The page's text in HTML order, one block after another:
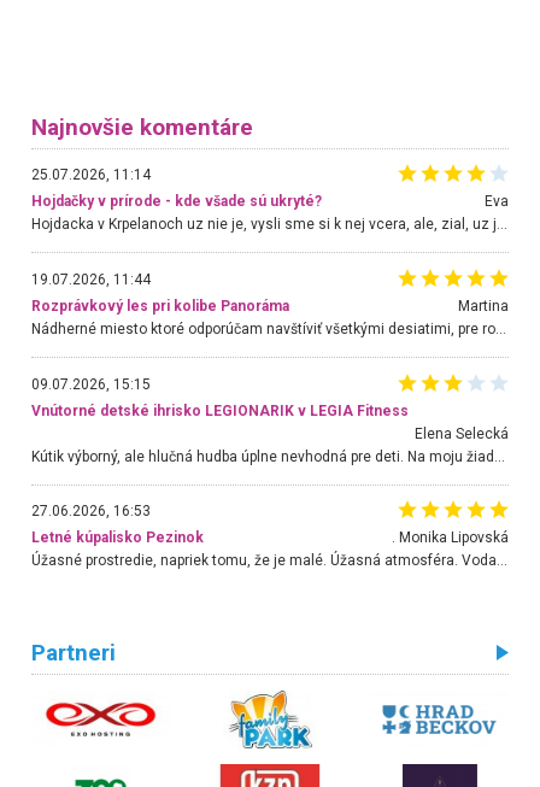
Najnovšie komentáre
25.07.2026, 11:14
Hojdačky v prírode - kde všade sú ukryté?
Eva
Hojdacka v Krpelanoch uz nie je, vysli sme si k nej vcera, ale, zial, uz je znicena. Ak sem planujete cestu len kvoli hojdacke, mozete si ju usetrit. Krasny vyhlad je tu vsak aj bez hojdacky :-)
19.07.2026, 11:44
Rozprávkový les pri kolibe Panoráma
Martina
Nádherné miesto ktoré odporúčam navštíviť všetkými desiatimi, pre rodiny s deťmi, dôchodcom... Proste a jednoducho ozaj rozprávkový les.. určite ešte prídeme. Odniesli sme si na pamiatku krásne tričká,
09.07.2026, 15:15
Vnútorné detské ihrisko LEGIONARIK v LEGIA Fitness
Elena Selecká
27.06.2026, 16:53
Letné kúpalisko Pezinok
. Monika Lipovská
Úžasné prostredie, napriek tomu, že je malé. Úžasná atmosféra. Voda fantastická a nádherná. Ľudí je pomerne veľa, ale su mili a ohľaduplní. Je veľmi zaujímavé sledovať, ako dokážu spolu športovať cudzí ľudia a bez ohľadu na vek. Vládne tu pohoda. Vnuka neviem dostať z vody. Ďakujem za krásny deň . Urcite sa sem vrátim. Jediný problém je s parkovaním, ale aj ten sa mi podarilo vyriešiť. Monika Bratislava
Partneri